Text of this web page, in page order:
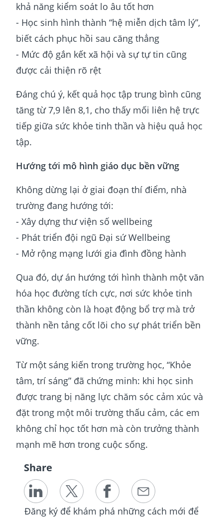
khả năng kiểm soát lo âu tốt hơn
- Học sinh hình thành “hệ miễn dịch tâm lý”,
biết cách phục hồi sau căng thẳng
- Mức độ gắn kết xã hội và sự tự tin cũng
được cải thiện rõ rệt
Đáng chú ý, kết quả học tập trung bình cũng
tăng từ 7,9 lên 8,1, cho thấy mối liên hệ trực
tiếp giữa sức khỏe tinh thần và hiệu quả học
tập.
Hướng tới mô hình giáo dục bền vững
Không dừng lại ở giai đoạn thí điểm, nhà
trường đang hướng tới:
- Xây dựng thư viện số wellbeing
- Phát triển đội ngũ Đại sứ Wellbeing
- Mở rộng mạng lưới gia đình đồng hành
Qua đó, dự án hướng tới hình thành một văn
hóa học đường tích cực, nơi sức khỏe tinh
thần không còn là hoạt động bổ trợ mà trở
thành nền tảng cốt lõi cho sự phát triển bền
vững.
Từ một sáng kiến trong trường học, “Khỏe
tâm, trí sáng” đã chứng minh: khi học sinh
được trang bị năng lực chăm sóc cảm xúc và
đặt trong một môi trường thấu cảm, các em
không chỉ học tốt hơn mà còn trưởng thành
mạnh mẽ hơn trong cuộc sống.
Share
Đăng ký để khám phá những cách mới để